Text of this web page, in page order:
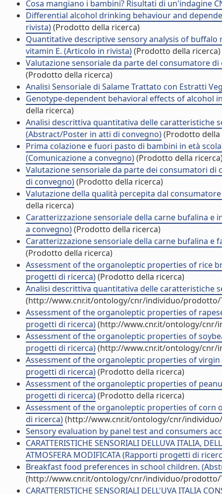
Cosa mangiano i bambini? Risultati di un'indagine
Differential alcohol drinking behaviour and
rivista)(Prodotto della ricerca)
Quantitative descriptive sensory analysis of
vitamin E. (Articolo in rivista)(Prodotto della ricerca)
Valutazione sensoriale da parte del consumatore
(Prodotto della ricerca)
Analisi Sensoriale di Salame Trattato con Estratti
Genotype-dependent behavioral effects of alcohol
della ricerca)
Analisi descrittiva quantitativa delle caratteristiche
(Abstract/Poster in atti di convegno)(Prodotto della
Prima colazione e fuori pasto di bambini in età
(Comunicazione a convegno)(Prodotto della
Valutazione sensoriale da parte dei consumatori
di convegno)(Prodotto della ricerca)
Valutazione della qualità percepita dal
della ricerca)
Caratterizzazione sensoriale della carne bufalina
a convegno)(Prodotto della ricerca)
Caratterizzazione sensoriale della carne bufalina
(Prodotto della ricerca)
Assessment of the organoleptic properties of rice
progetti di ricerca)(Prodotto della ricerca)
Analisi descrittiva quantitativa delle caratteristiche
(http://www.cnr.it/ontology/cnr/individuo/prodotto/
Assessment of the organoleptic properties of
progetti di ricerca)(http://www.cnr.it/ontology/cnr/
Assessment of the organoleptic properties of
progetti di ricerca)(http://www.cnr.it/ontology/cnr/
Assessment of the organoleptic properties of
progetti di ricerca)(Prodotto della ricerca)
Assessment of the organoleptic properties of
progetti di ricerca)(Prodotto della ricerca)
Assessment of the organoleptic properties of corn
di ricerca)(http://www.cnr.it/ontology/cnr/
Sensory evaluation by panel test and consumers
CARATTERISTICHE SENSORIALI DELLUVA ITALIA,
ATMOSFERA MODIFICATA (Rapporti progetti di
Breakfast food preferences in school children.
(http://www.cnr.it/ontology/cnr/individuo/prodotto/
CARATTERISTICHE SENSORIALI DELL'UVA ITALIA